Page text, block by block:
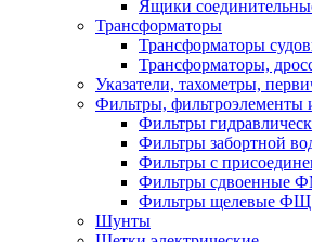
Ящики
Трансформаторы
Трансформаторы
Трансформаторы,
Указатели, тахометры,
Фильтры, фильтроэлементы
Фильтры
Фильтры забортной
Фильтры с
Фильтры сдвоенные
Фильтры щелевые ФЩ
Шунты